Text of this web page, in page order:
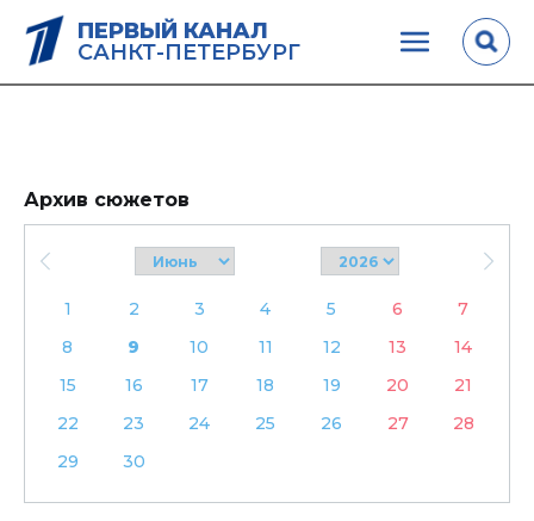
ПЕРВЫЙ КАНАЛ
САНКТ-ПЕТЕРБУРГ
Архив сюжетов
1 2 3 4 5 6
7
8
9 10 11 12 13
14
15
16 17 18 19 20
21
22
23 24 25 26 27
28
29
30